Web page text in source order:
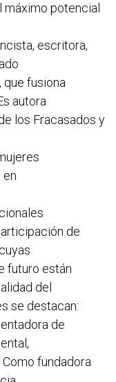
máximo potencial
escritora,
que fusiona
autora
los Fracasados y
en
de
futuro están
del
se destacan:
de
fundadora